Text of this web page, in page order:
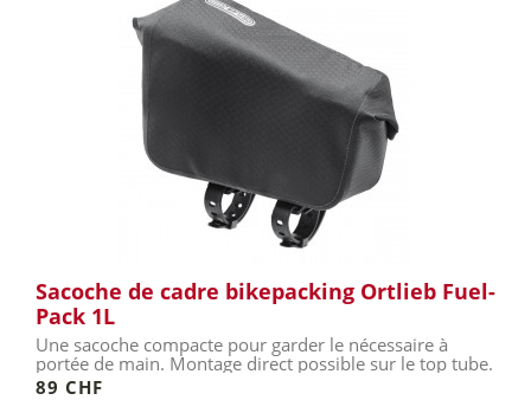
Sacoche de cadre bikepacking Ortlieb Fuel-
Pack 1L
Une sacoche compacte pour garder le nécessaire à
portée de main. Montage direct possible sur le top tube.
89 CHF